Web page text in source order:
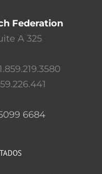
Federation
A 325
6684